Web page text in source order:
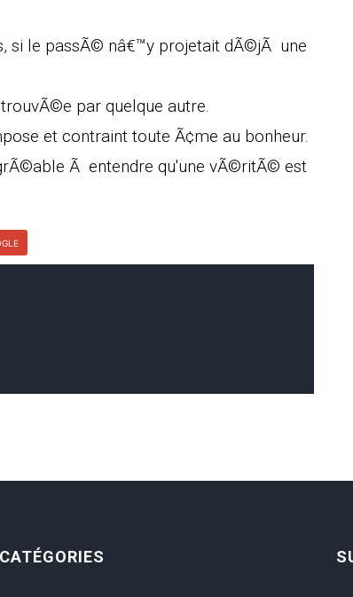
si le passÃ© nâ€™y projetait dÃ©jÃ une
par quelque autre.
et contraint toute Ã¢me au bonheur.
Ã entendre qu'une vÃ©ritÃ© est
CATÉGORIES